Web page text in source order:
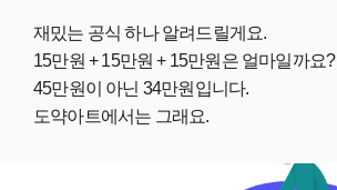
재밌는 공식 하나 알려드릴게요.
15만원 + 15만원 + 15만원은 얼마일까요?
45만원이 아닌 34만원입니다.
도약아트에서는 그래요.